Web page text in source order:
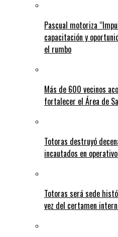
Pascual motoriza
capacitación y
el rumbo
Más de 600 vecinos
fortalecer el Área de
Totoras destruyó
incautados en
Totoras será sede
vez del certamen